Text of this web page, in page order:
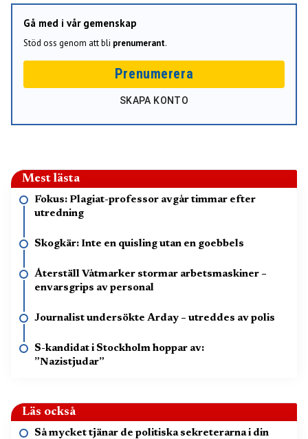
Gå med i vår gemenskap
Stöd oss genom att bli prenumerant.
Prenumerera
SKAPA KONTO
Mest lästa
Fokus: Plagiat-professor avgår timmar efter
utredning
Skogkär: Inte en quisling utan en goebbels
Återställ Våtmarker stormar arbetsmaskiner –
envarsgrips av personal
Journalist undersökte Arday – utreddes av polis
S-kandidat i Stockholm hoppar av:
”Nazistjudar”
Läs också
Så mycket tjänar de politiska sekreterarna i din